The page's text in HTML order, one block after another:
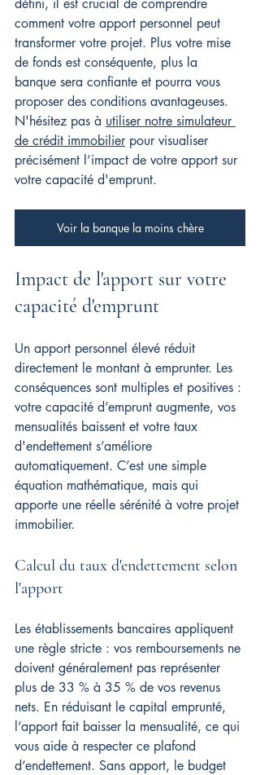
défini, il est crucial de comprendre
comment votre apport personnel peut
transformer votre projet. Plus votre mise
de fonds est conséquente, plus la
banque sera confiante et pourra vous
proposer des conditions avantageuses.
N'hésitez pas à utiliser notre simulateur
de crédit immobilier pour visualiser
précisément l’impact de votre apport sur
votre capacité d'emprunt.
Voir la banque la moins chère
Impact de l'apport sur votre
capacité d'emprunt
Un apport personnel élevé réduit
directement le montant à emprunter. Les
conséquences sont multiples et positives :
votre capacité d’emprunt augmente, vos
mensualités baissent et votre taux
d'endettement s’améliore
automatiquement. C’est une simple
équation mathématique, mais qui
apporte une réelle sérénité à votre projet
immobilier.
Calcul du taux d'endettement selon
l'apport
Les établissements bancaires appliquent
une règle stricte : vos remboursements ne
doivent généralement pas représenter
plus de 33 % à 35 % de vos revenus
nets. En réduisant le capital emprunté,
l’apport fait baisser la mensualité, ce qui
vous aide à respecter ce plafond
d’endettement. Sans apport, le budget